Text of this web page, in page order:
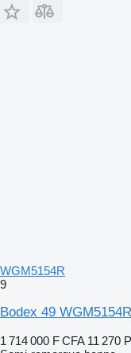
WGM5154R
9
Bodex 49 WGM5154R
1 714 000 F CFA 11 270